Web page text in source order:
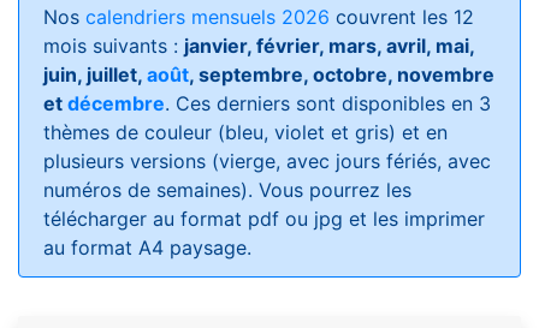
Nos calendriers mensuels 2026 couvrent les 12
mois suivants : janvier, février, mars, avril, mai,
juin, juillet, août, septembre, octobre, novembre
et décembre. Ces derniers sont disponibles en 3
thèmes de couleur (bleu, violet et gris) et en
plusieurs versions (vierge, avec jours fériés, avec
numéros de semaines). Vous pourrez les
télécharger au format pdf ou jpg et les imprimer
au format A4 paysage.